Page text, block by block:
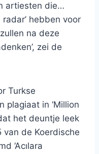
artiesten die…
radar’ hebben voor
na deze
zei de
Turkse
plagiaat in ‘Million
het deuntje leek
de Koerdische
‘Acılara